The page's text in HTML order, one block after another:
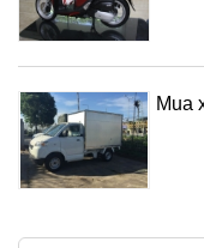
Mua